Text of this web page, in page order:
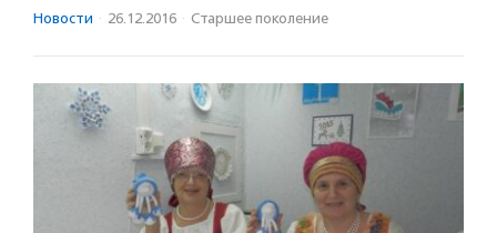
Новости · 26.12.2016 · Старшее поколение